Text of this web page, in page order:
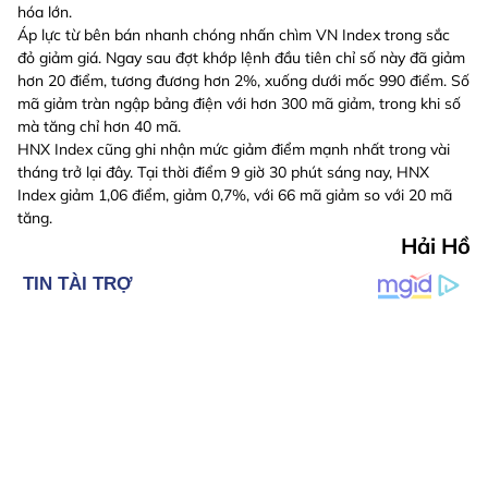
hóa lớn.
Áp lực từ bên bán nhanh chóng nhấn chìm VN Index trong sắc
đỏ giảm giá. Ngay sau đợt khớp lệnh đầu tiên chỉ số này đã giảm
hơn 20 điểm, tương đương hơn 2%, xuống dưới mốc 990 điểm. Số
mã giảm tràn ngập bảng điện với hơn 300 mã giảm, trong khi số
mà tăng chỉ hơn 40 mã.
HNX Index cũng ghi nhận mức giảm điểm mạnh nhất trong vài
tháng trở lại đây. Tại thời điểm 9 giờ 30 phút sáng nay, HNX
Index giảm 1,06 điểm, giảm 0,7%, với 66 mã giảm so với 20 mã
tăng.
Hải Hồ